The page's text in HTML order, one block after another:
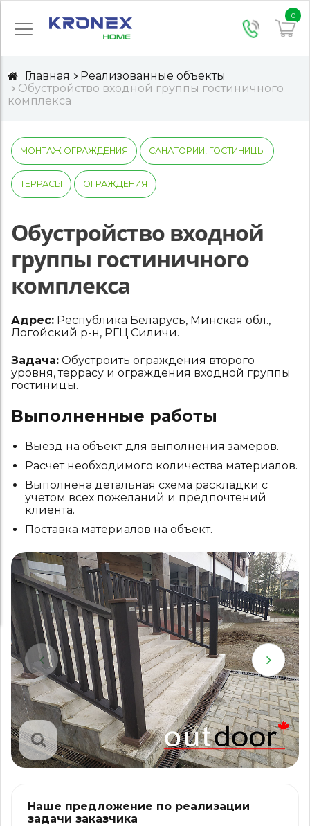
0
Главная
Реализованные объекты
Обустройство входной группы гостиничного
комплекса
МОНТАЖ ОГРАЖДЕНИЯ САНАТОРИИ, ГОСТИНИЦЫ
ТЕРРАСЫ ОГРАЖДЕНИЯ
Обустройство входной
группы гостиничного
комплекса
Адрес: Республика Беларусь, Минская обл.,
Логойский р-н, РГЦ Силичи.
Задача: Обустроить ограждения второго
уровня, террасу и ограждения входной группы
гостиницы.
Выполненные работы
Выезд на объект для выполнения замеров.
Расчет необходимого количества материалов.
Выполнена детальная схема раскладки с
учетом всех пожеланий и предпочтений
клиента.
Поставка материалов на объект.
Наше предложение по реализации
задачи заказчика